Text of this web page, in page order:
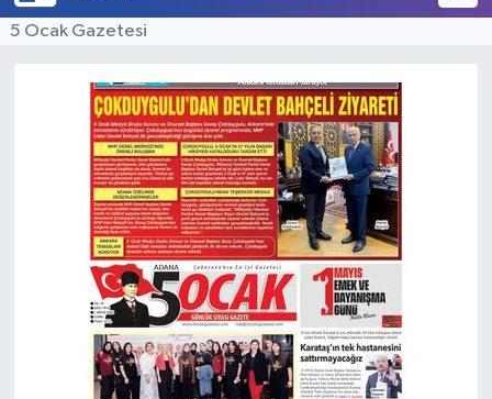
5 Ocak Gazetesi
Eğitim
Ekonomi
Gündem
Haber Reklam
Magazin
Özel
Resmi İlanlar
Son Dakika Haberleri
Haber Arşivi